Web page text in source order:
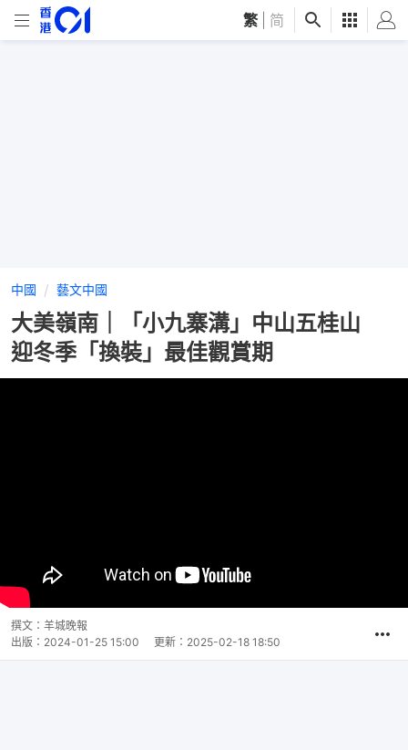
繁 简
中國 藝文中國
大美嶺南｜「小九寨溝」中山五桂山
迎冬季「換裝」最佳觀賞期
撰文： 羊城晚報
出版： 2024-01-25 15:00 更新： 2025-02-18 18:50